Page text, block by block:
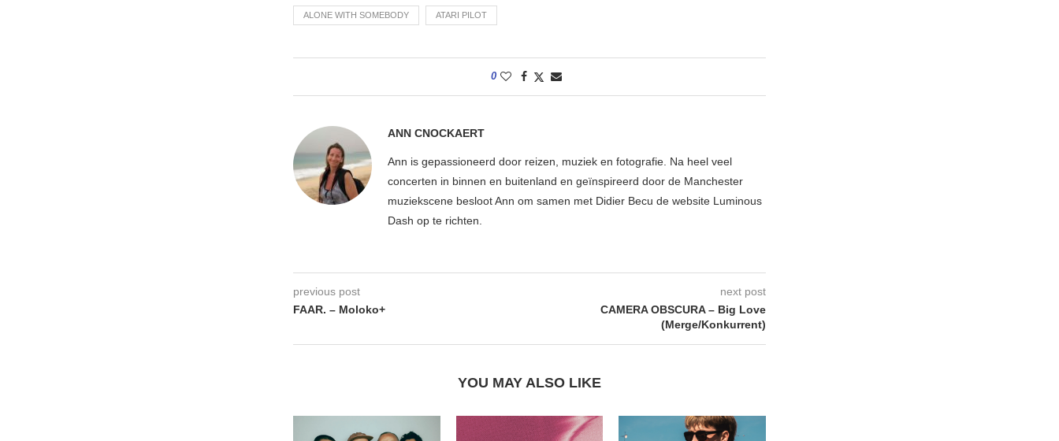
ALONE WITH SOMEBODY ATARI PILOT
0
ANN CNOCKAERT
Ann is gepassioneerd door reizen, muziek en fotografie. Na heel veel
concerten in binnen en buitenland en geïnspireerd door de Manchester
muziekscene besloot Ann om samen met Didier Becu de website Luminous
Dash op te richten.
previous post
FAAR. – Moloko+
next post
CAMERA OBSCURA – Big Love
(Merge/Konkurrent)
YOU MAY ALSO LIKE